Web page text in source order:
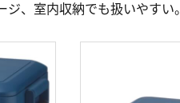
、室内収納でも扱いやすい。